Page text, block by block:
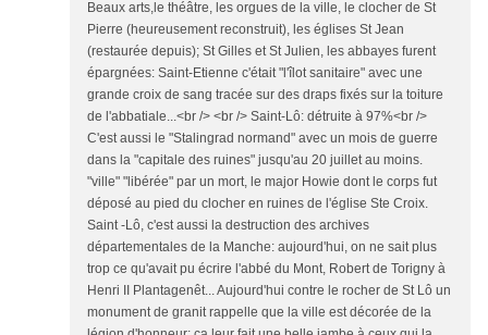
Beaux arts,le théâtre, les orgues de la ville, le clocher de St
Pierre (heureusement reconstruit), les églises St Jean
(restaurée depuis); St Gilles et St Julien, les abbayes furent
épargnées: Saint-Etienne c'était "l'îlot sanitaire" avec une
grande croix de sang tracée sur des draps fixés sur la toiture
de l'abbatiale...<br /> <br /> Saint-Lô: détruite à 97%<br />
C'est aussi le "Stalingrad normand" avec un mois de guerre
dans la "capitale des ruines" jusqu'au 20 juillet au moins.
"ville" "libérée" par un mort, le major Howie dont le corps fut
déposé au pied du clocher en ruines de l'église Ste Croix.
Saint -Lô, c'est aussi la destruction des archives
départementales de la Manche: aujourd'hui, on ne sait plus
trop ce qu'avait pu écrire l'abbé du Mont, Robert de Torigny à
Henri II Plantagenêt... Aujourd'hui contre le rocher de St Lô un
monument de granit rappelle que la ville est décorée de la